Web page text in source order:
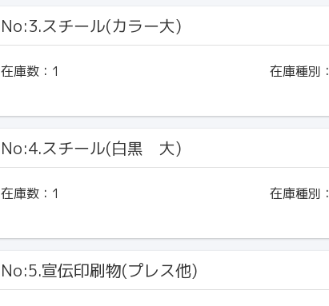
No:3.スチール(カラー大)
在庫数： 1 在庫種別：
No:4.スチール(白黒 大)
在庫数： 1 在庫種別：
No:5.宣伝印刷物(プレス他)